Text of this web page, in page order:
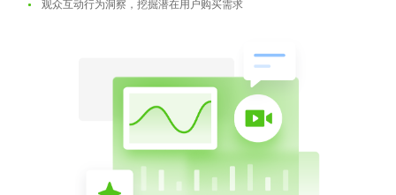
观众互动行为洞察，挖掘潜在用户购买需求